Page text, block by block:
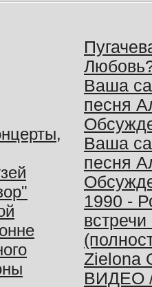
Ваша
песня
Ваша
песня
1990 -
Zielona
ВИДЕО